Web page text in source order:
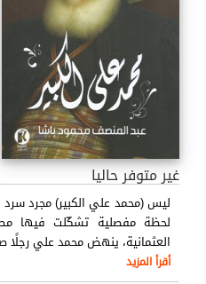
غير متوفر حاليا
ليس (محمد علي الكبير) مجرد
لحظة مفصلية تشكّلت فيها
العثمانية، ينهض محمد علي رجلًا
أقرأ المزيد